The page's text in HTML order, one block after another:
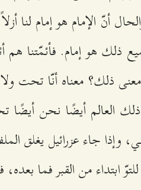
أنّ الإمام هو إمام لنا
ذلك هو إمام. فأئمّتنا
ذلك؟ معناه أنّا تحت
العالم أيضًا نحن أيضًا
وإذا جاء عزرائيل يغلق
ابتداء من القبر فما